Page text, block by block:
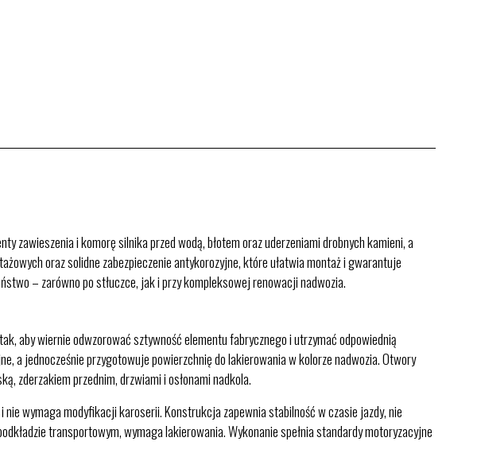
zawieszenia i komorę silnika przed wodą, błotem oraz uderzeniami drobnych kamieni, a
oraz solidne zabezpieczenie antykorozyjne, które ułatwia montaż i gwarantuje
– zarówno po stłuczce, jak i przy kompleksowej renowacji nadwozia.
aby wiernie odwzorować sztywność elementu fabrycznego i utrzymać odpowiednią
a jednocześnie przygotowuje powierzchnię do lakierowania w kolorze nadwozia. Otwory
zderzakiem przednim, drzwiami i osłonami nadkola.
wymaga modyfikacji karoserii. Konstrukcja zapewnia stabilność w czasie jazdy, nie
transportowym, wymaga lakierowania. Wykonanie spełnia standardy motoryzacyjne